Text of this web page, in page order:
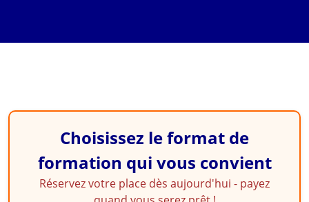
Choisissez le format de
formation qui vous convient
Réservez votre place dès aujourd'hui - payez